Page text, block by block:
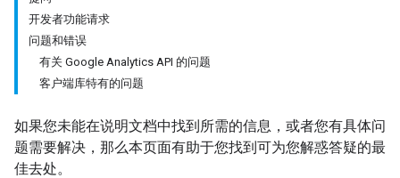
开发者功能请求
问题和错误
有关 Google Analytics API 的问题
客户端库特有的问题
如果您未能在说明文档中找到所需的信息，或者您有具体问
题需要解决，那么本页面有助于您找到可为您解惑答疑的最
佳去处。